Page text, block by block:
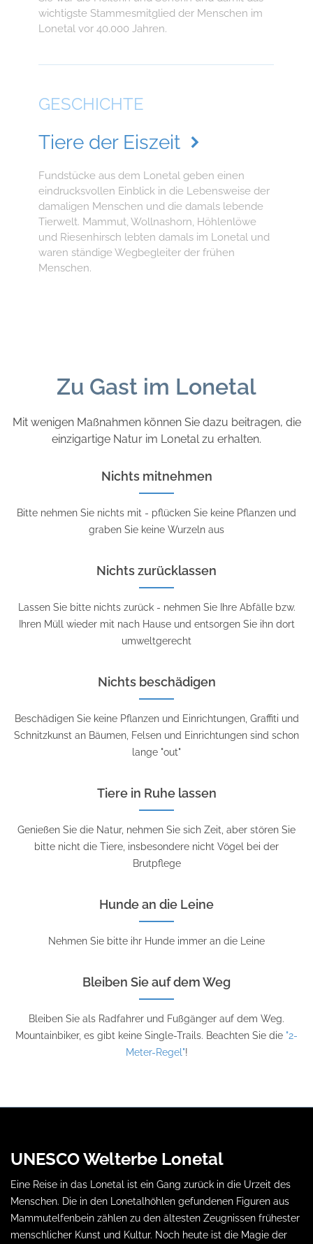
wichtigste Stammesmitglied der Menschen im
Lonetal vor 40.000 Jahren.
GESCHICHTE
Tiere der Eiszeit
Fundstücke aus dem Lonetal geben einen
eindrucksvollen Einblick in die Lebensweise der
damaligen Menschen und die damals lebende
Tierwelt. Mammut, Wollnashorn, Höhlenlöwe
und Riesenhirsch lebten damals im Lonetal und
waren ständige Wegbegleiter der frühen
Menschen.
Zu Gast im Lonetal
Mit wenigen Maßnahmen können Sie dazu beitragen, die
einzigartige Natur im Lonetal zu erhalten.
Nichts mitnehmen
Bitte nehmen Sie nichts mit - pflücken Sie keine Pflanzen und
graben Sie keine Wurzeln aus
Nichts zurücklassen
Lassen Sie bitte nichts zurück - nehmen Sie Ihre Abfälle bzw.
Ihren Müll wieder mit nach Hause und entsorgen Sie ihn dort
umweltgerecht
Nichts beschädigen
Beschädigen Sie keine Pflanzen und Einrichtungen, Graffiti und
Schnitzkunst an Bäumen, Felsen und Einrichtungen sind schon
lange "out"
Tiere in Ruhe lassen
Genießen Sie die Natur, nehmen Sie sich Zeit, aber stören Sie
bitte nicht die Tiere, insbesondere nicht Vögel bei der
Brutpflege
Hunde an die Leine
Nehmen Sie bitte ihr Hunde immer an die Leine
Bleiben Sie auf dem Weg
Bleiben Sie als Radfahrer und Fußgänger auf dem Weg.
Mountainbiker, es gibt keine Single-Trails. Beachten Sie die "2-
Meter-Regel"!
UNESCO Welterbe Lonetal
Eine Reise in das Lonetal ist ein Gang zurück in die Urzeit des
Menschen. Die in den Lonetalhöhlen gefundenen Figuren aus
Mammutelfenbein zählen zu den ältesten Zeugnissen frühester
menschlicher Kunst und Kultur. Noch heute ist die Magie der